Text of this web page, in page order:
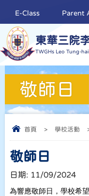
東華三院
TWGHs Leo Tung-
E-Class Parent
敬師日
首頁 > 學校活動
敬師日
日期: 11/09/2024
為響應敬師日，學校希